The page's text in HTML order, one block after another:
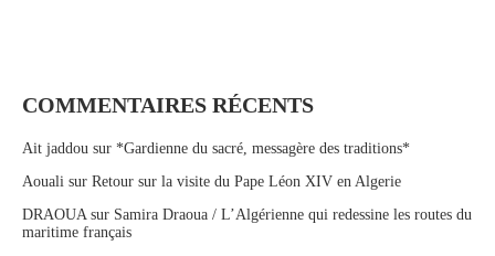
COMMENTAIRES RÉCENTS
Ait jaddou sur *Gardienne du sacré, messagère des traditions*
Aouali sur Retour sur la visite du Pape Léon XIV en Algerie
DRAOUAsur Samira Draoua / L’Algérienne qui redessine les routes du
maritime français